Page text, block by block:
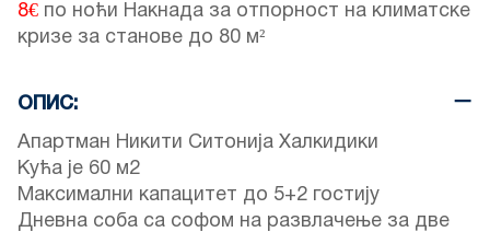
8€ по ноћи Накнада за отпорност на климатске
кризе за станове до 80 м²
ОПИС:
Апартман Никити Ситонија Халкидики
Кућа је 60 м2
Максимални капацитет до 5+2 гостију
Дневна соба са софом на развлачење за две